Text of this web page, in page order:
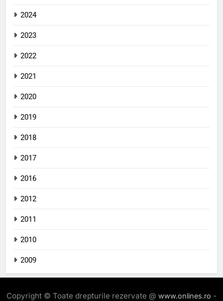
2024
2023
2022
2021
2020
2019
2018
2017
2016
2012
2011
2010
2009
Copyright © Toate drepturile rezervate @ www.onlines.ro -